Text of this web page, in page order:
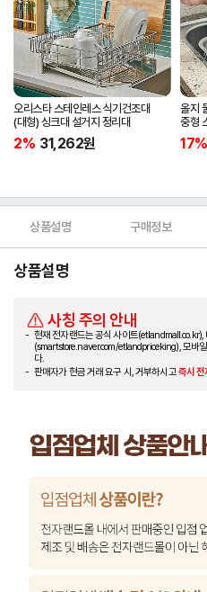
오리스타 스테인레스 식기건조대
(대형) 싱크대 설거지 정리대
2% 31,262원
올지
중형
스테
17%
상품설명 구매정보
상품설명
사칭 주의 안내
현재 전자랜드는 공식 사이트(etlandmall.co.kr),
(smartstore.naver.com/etlandpriceking), 모바
다.
판매자가 현금 거래 요구 시, 거부하시고즉시 전